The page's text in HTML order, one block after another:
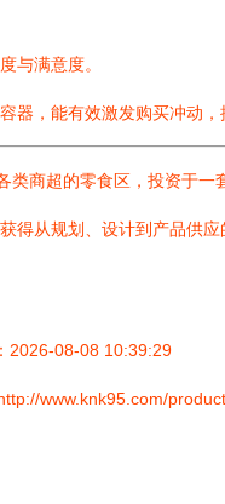
与满意度。
器，能有效激发购买冲动，
商超的零食区，投资于
从规划、设计到产品供
2026-08-08 10:39:29
www.knk95.com/